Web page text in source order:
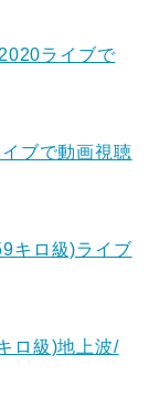
ライブで
ブで動画視聴
キロ級)ライブ
ロ級)地上波/